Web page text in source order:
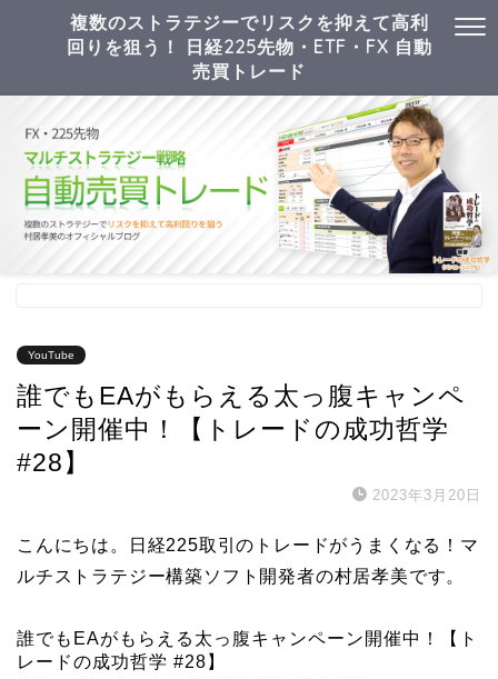
複数のストラテジーでリスクを抑えて高利
回りを狙う！ 日経225先物・ETF・FX 自動
売買トレード
YouTube
誰でもEAがもらえる太っ腹キャンペ
ーン開催中！【トレードの成功哲学
#28】
2023年3月20日
こんにちは。日経225取引のトレードがうまくなる！マ
ルチストラテジー構築ソフト開発者の村居孝美です。
誰でもEAがもらえる太っ腹キャンペーン開催中！【ト
レードの成功哲学 #28】